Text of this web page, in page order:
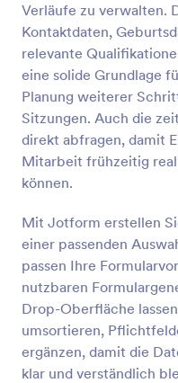
Verläufe zu verwalten.
Kontaktdaten,
relevante
eine solide Grundlage
Planung weiterer
Sitzungen. Auch die
direkt abfragen, damit
Mitarbeit frühzeitig
können.
Mit Jotform erstellen
einer passenden
passen Ihre
nutzbaren
Drop-Oberfläche
umsortieren,
ergänzen, damit die
klar und verständlich
Ein einfaches
Anmeldungs-/
Gewerbekunden
Go to Category:
Geschäftsformulare